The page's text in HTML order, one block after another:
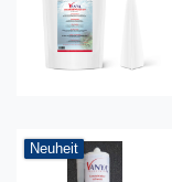
Neuheit